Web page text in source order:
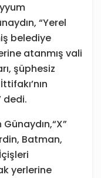
“Yerel
belediye
atanmış vali
şüphesiz
dedi.
Batman,
yerlerine